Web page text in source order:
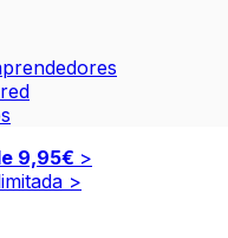
9,95€ >
>